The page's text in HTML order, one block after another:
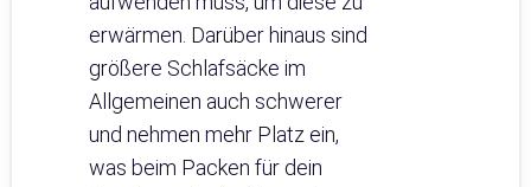
erwärmen. Darüber hinaus sind
größere Schlafsäcke im
Allgemeinen auch schwerer
und nehmen mehr Platz ein,
was beim Packen für dein